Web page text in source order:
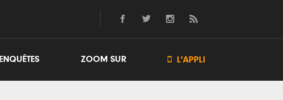
ENQUÊTES ZOOM SUR  L'APPLI